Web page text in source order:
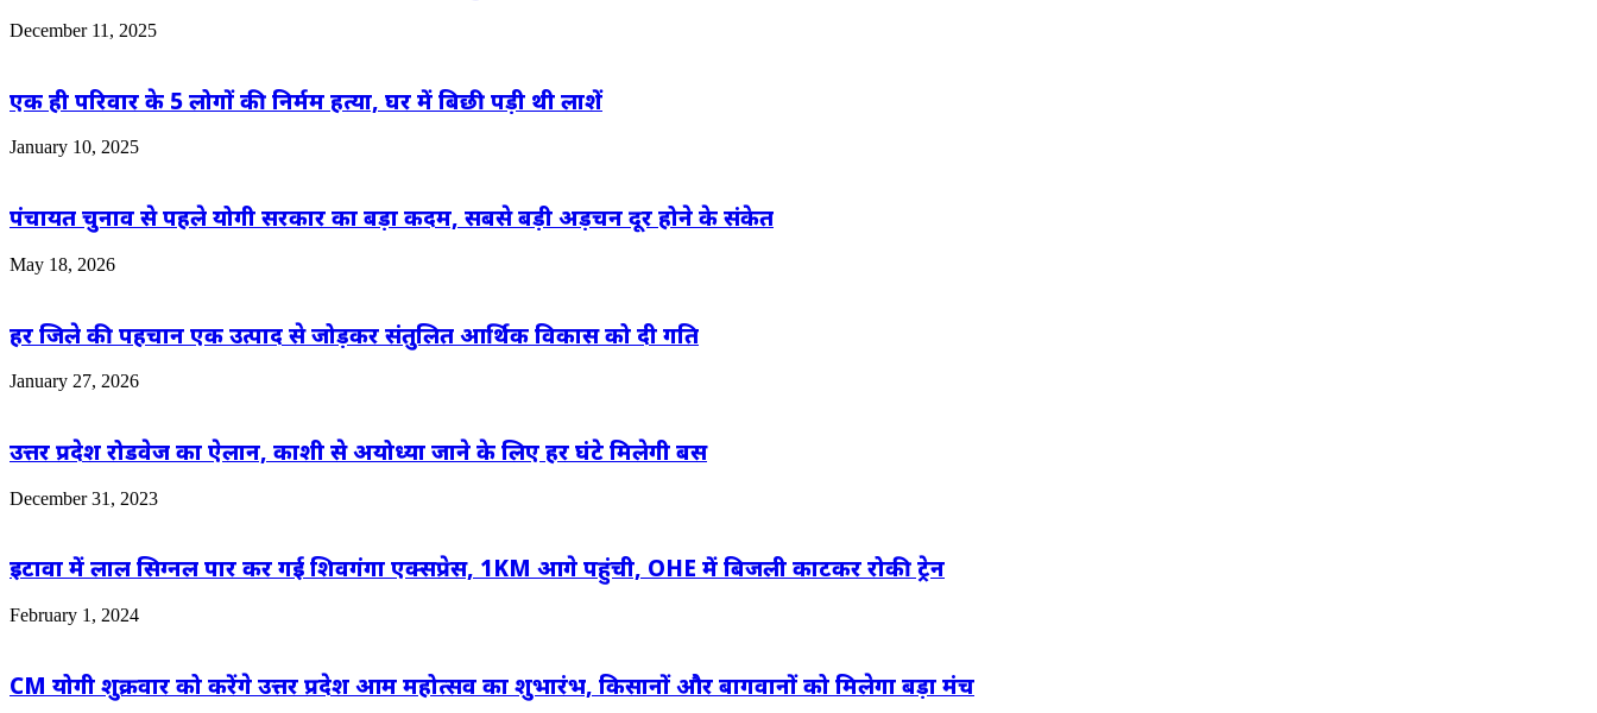
December 11, 2025
एक ही परिवार के 5 लोगों की निर्मम हत्या, घर में बिछी पड़ी थी लाशें
January 10, 2025
पंचायत चुनाव से पहले योगी सरकार का बड़ा कदम, सबसे बड़ी अड़चन दूर होने के संकेत
May 18, 2026
हर जिले की पहचान एक उत्पाद से जोड़कर संतुलित आर्थिक विकास को दी गति
January 27, 2026
उत्तर प्रदेश रोडवेज का ऐलान, काशी से अयोध्या जाने के लिए हर घंटे मिलेगी बस
December 31, 2023
इटावा में लाल सिग्नल पार कर गई शिवगंगा एक्सप्रेस, 1KM आगे पहुंची, OHE में बिजली काटकर रोकी ट्रेन
February 1, 2024
CM योगी शुक्रवार को करेंगे उत्तर प्रदेश आम महोत्सव का शुभारंभ, किसानों और बागवानों को मिलेगा बड़ा मंच